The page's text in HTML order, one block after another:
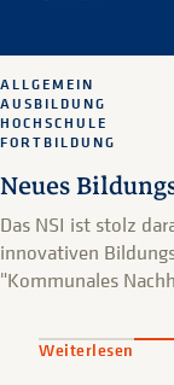
Neues
ALLGEMEIN
AUSBILDUNG
HOCHSCHULE
FORTBILDUNG
Das NSI ist stolz
innovativen
"Kommunales
Weiterlesen